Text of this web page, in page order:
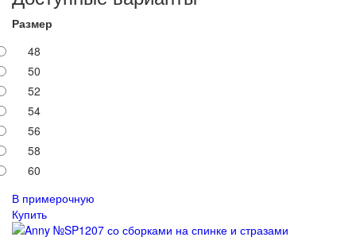
Размер
48
50
52
54
56
58
60
В примерочную
Купить